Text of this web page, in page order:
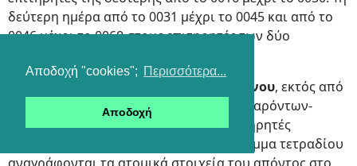
Αποδοχή "cookies"; Περισσότερα...
Αποδοχή
δεύτερη ημέρα από το 0031 μέχρι το 0045 και από το
0046 μέχρι το 0060 στους επιτηρητές των δύο
Στην περίπτωση απουσίας εξεταζόμενου, εκτός από
τη σχετική σημείωση στην κατάσταση παρόντων-
απόντων, δημιουργείται από τους επιτηρητές
απουσιολόγιο ως ακολούθως: Σε απόκομμα τετραδίου